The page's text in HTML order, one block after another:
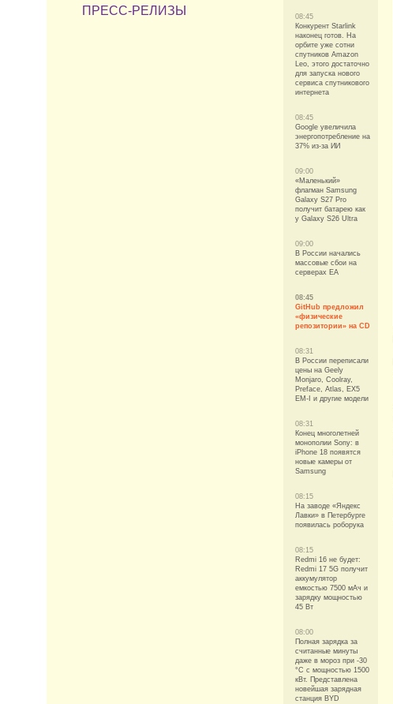
ПРЕСС-РЕЛИЗЫ
08:45
Конкурент Starlink
наконец готов. На
орбите уже сотни
спутников Amazon
Leo, этого достаточно
для запуска нового
сервиса спутникового
интернета
08:45
Google увеличила
энергопотребление на
37% из-за ИИ
09:00
«Маленький»
флагман Samsung
Galaxy S27 Pro
получит батарею как
у Galaxy S26 Ultra
09:00
В России начались
массовые сбои на
серверах EA
08:45
GitHub предложил
«физические
репозитории» на CD
08:31
В России переписали
цены на Geely
Monjaro, Coolray,
Preface, Atlas, EX5
EM-I и другие модели
08:31
Конец многолетней
монополии Sony: в
iPhone 18 появятся
новые камеры от
Samsung
08:15
На заводе «Яндекс
Лавки» в Петербурге
появилась роборука
08:15
Redmi 16 не будет:
Redmi 17 5G получит
аккумулятор
емкостью 7500 мАч и
зарядку мощностью
45 Вт
08:00
Полная зарядка за
считанные минуты
даже в мороз при -30
°C с мощностью 1500
кВт. Представлена
новейшая зарядная
станция BYD